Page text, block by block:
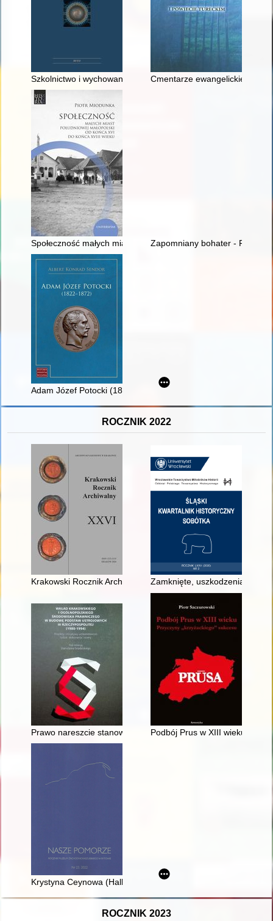
Szkolnictwo i wychowanie w Osiedlu Dzieci Polskich
Cmentarze ewangelickie w
Społeczność małych miast południowej Małopolski od końca
Zapomniany bohater - Piotr
Adam Józef Potocki (1822-1872)
ROCZNIK 2022
Krakowski Rocznik Archiwalny. T. 26 (2020)Zamknięte, uszkodzenia
Prawo nareszcie stanowione przez obywateli
Podbój Prus w XIII wieku :
Krystyna Ceynowa (Hallmann) - główna bohaterka powieści
ROCZNIK 2023